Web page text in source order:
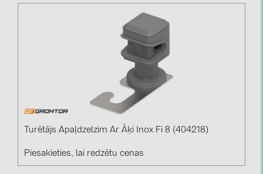
Turētājs Apaļdzelzim Ar Āķi Inox Fi 8 (404218)
Piesakieties, lai redzētu cenas